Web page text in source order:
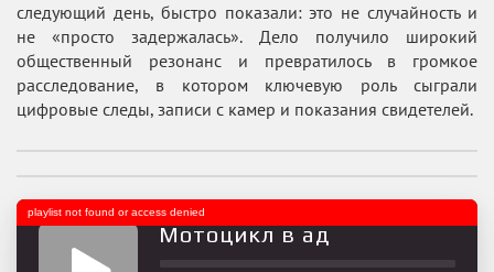
следующий день, быстро показали: это не случайность и
не «просто задержалась». Дело получило широкий
общественный резонанс и превратилось в громкое
расследование, в котором ключевую роль сыграли
цифровые следы, записи с камер и показания свидетелей.
Мотоцикл в ад
playlist not found or access denied